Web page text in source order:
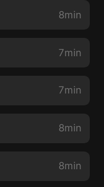
8min
7min
7min
8min
8min